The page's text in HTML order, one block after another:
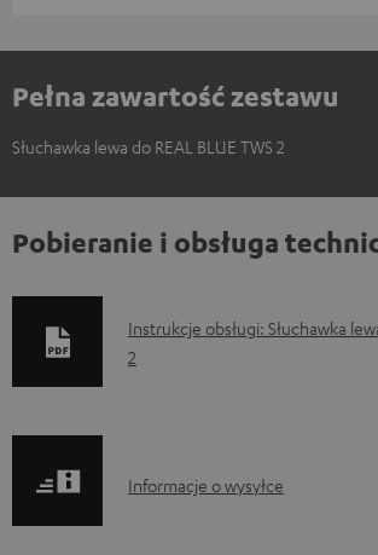
Pełna zawartość zestawu
Słuchawka lewa do REAL BLUE TWS 2
Pobieranie i obsługa
D
o
m
Instrukcje obsługi: Słuchawka
2
IInformacje o wysyłce